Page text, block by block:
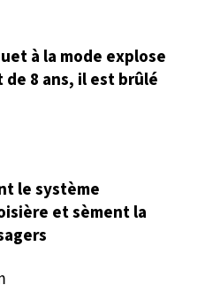
à la mode explose
8 ans, il est brûlé
le système
et sèment la